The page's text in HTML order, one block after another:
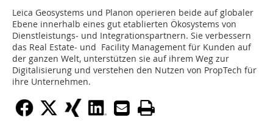
Leica Geosystems und Planon operieren beide auf globaler
Ebene innerhalb eines gut etablierten Ökosystems von
Dienstleistungs‐ und Integrationspartnern. Sie verbessern
das Real Estate‐ und Facility Management für Kunden auf
der ganzen Welt, unterstützen sie auf ihrem Weg zur
Digitalisierung und verstehen den Nutzen von PropTech für
ihre Unternehmen.